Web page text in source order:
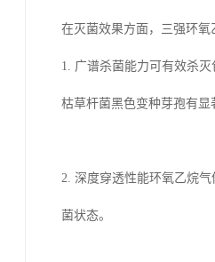
在灭菌效果方面，三强环氧
1. 广谱杀菌能力可有效杀
枯草杆菌黑色变种芽孢有显
2. 深度穿透性能环氧乙烷
菌状态。